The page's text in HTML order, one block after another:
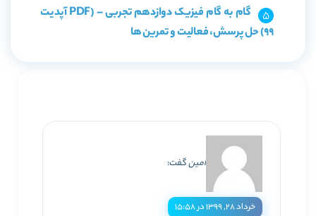
گام به گام فیزیک دوازدهم تجربی – (PDF آپدیت
99) حل پرسش، فعالیت و تمرین ها
امینگفت:
خرداد ۲۸, ۱۳۹۹ در ۱۵:۵۸